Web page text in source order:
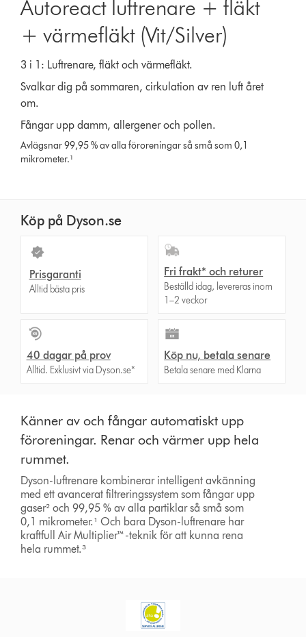
Autoreact luftrenare + fläkt
+ värmefläkt (Vit/Silver)
3 i 1: Luftrenare, fläkt och värmefläkt.
Svalkar dig på sommaren, cirkulation av ren luft året
om.
Fångar upp damm, allergener och pollen.
Avlägsnar 99,95 % av alla föroreningar så små som 0,1
mikrometer.¹
Köp på Dyson.se
Prisgaranti
Alltid bästa pris
Fri frakt* och returer
Beställd idag, levereras inom
1–2 veckor
40 dagar på prov
Alltid. Exklusivt via Dyson.se*
Köp nu, betala senare
Betala senare med Klarna
Känner av och fångar automatiskt upp
föroreningar. Renar och värmer upp hela
rummet.
Dyson-luftrenare kombinerar intelligent avkänning
med ett avancerat filtreringssystem som fångar upp
gaser² och 99,95 % av alla partiklar så små som
0,1 mikrometer.¹ Och bara Dyson-luftrenare har
kraftfull Air Multiplier™-teknik för att kunna rena
hela rummet.³